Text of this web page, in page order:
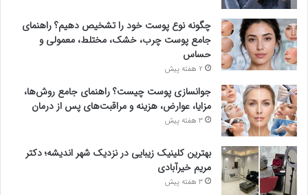
چگونه نوع پوست خود را تشخیص دهیم؟ راهنمای
جامع پوست چرب، خشک، مختلط، معمولی و
حساس
2 هفته پیش
جوانسازی پوست چیست؟ راهنمای جامع روش‌ها،
مزایا، عوارض، هزینه و مراقبت‌های پس از درمان
3 هفته پیش
بهترین کلینیک زیبایی در نزدیک شهر اندیشه؛ دکتر
مریم خیرآبادی
3 هفته پیش